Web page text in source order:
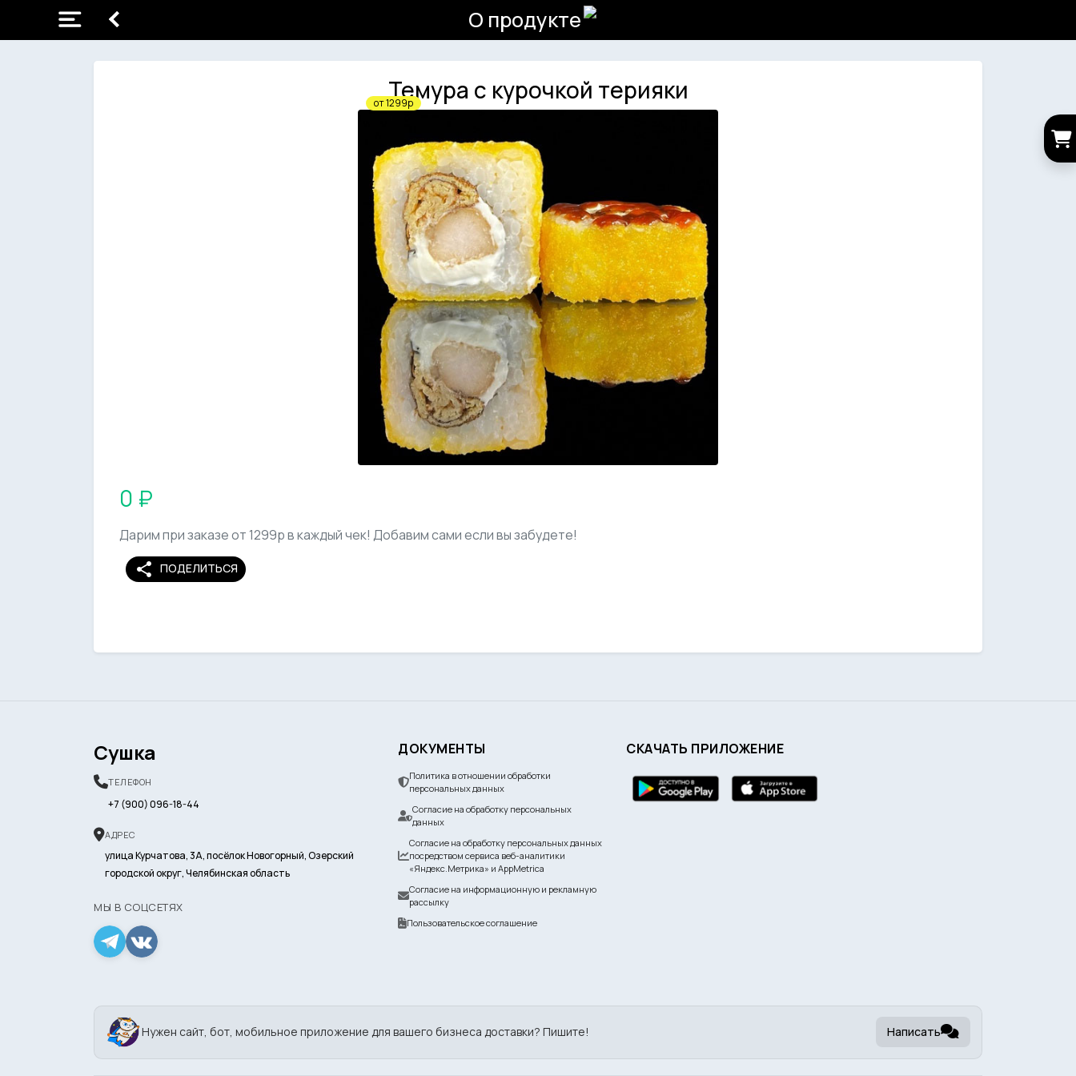
О продукте
Темура с курочкой терияки
от 1299р
0 ₽
Дарим при заказе от 1299р в каждый чек! Добавим сами если вы забудете!
share ПОДЕЛИТЬСЯ
Сушка
ТЕЛЕФОН
+7 (900) 096-18-44
АДРЕС
улица Курчатова, 3А, посёлок Новогорный, Озерский
городской округ, Челябинская область
МЫ В СОЦСЕТЯХ
ДОКУМЕНТЫ
Политика в отношении обработки
персональных данных
Согласие на обработку персональных
данных
Согласие на обработку персональных данных
посредством сервиса веб-аналитики
«Яндекс.Метрика» и AppMetrica
Согласие на информационную и рекламную
рассылку
Пользовательское соглашение
СКАЧАТЬ ПРИЛОЖЕНИЕ
Нужен сайт, бот, мобильное приложение для вашего бизнеса доставки? Пишите! Написать